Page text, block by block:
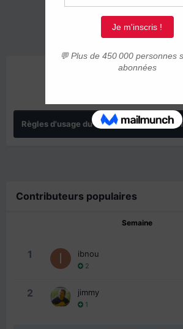
Règles d'usage du forum IMMIGRER.COM
Contributeurs populaires
Semaine
1 ibnou
2
2 jimmy
1